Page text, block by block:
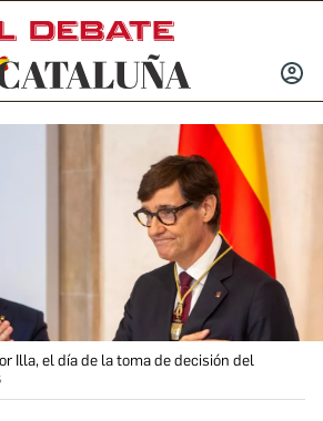
INICIAR
Illa, el día de la toma de decisión del